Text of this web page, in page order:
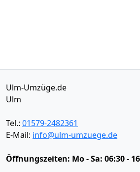
Ulm-Umzüge.de
Ulm
Tel.: 01579-2482361
E-Mail: info@ulm-umzuege.de
Öffnungszeiten: Mo - Sa: 06:30 -